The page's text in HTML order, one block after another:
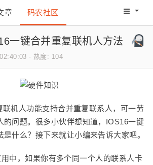
章 码农社区 码农网
一键合并重复联机人方法
· 热度: 104
联机人功能支持合并重复联系人，可一劳
的问题。很多小伙伴想知道，IOS16一键
是什么？接下来就让小编来告诉大家吧。
中，如果你有多个同一个人的联系人卡